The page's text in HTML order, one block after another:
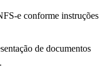
e conforme instruções
de documentos